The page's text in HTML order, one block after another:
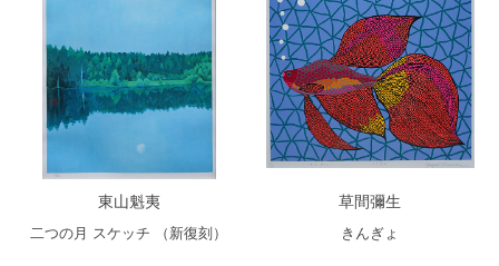
東山魁夷
二つの月 スケッチ （新復刻）
草間彌生
きんぎょ